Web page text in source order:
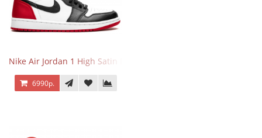
Nike Air Jordan 1 High Satin Black Toe
6990р.